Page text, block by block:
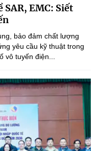
VBQPPL
EMC: Siết
bảo đảm chất lượng
yêu cầu kỹ thuật trong
vô tuyến điện...